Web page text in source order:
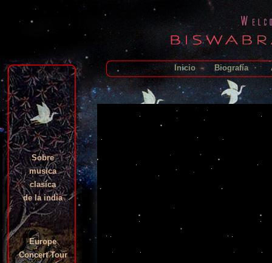
Inicio Biografía
Sobre
musica
clasíca
de la india
Europe
Concert Tour